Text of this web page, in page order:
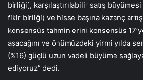
birliği), karşılaştırılabilir satış büyümesi
fikir birliği) ve hisse başına kazanç
konsensüs tahminlerini konsensüs
aşacağını ve önümüzdeki yirmi yılda
(%16) güçlü uzun vadeli büyüme
ediyoruz” dedi.